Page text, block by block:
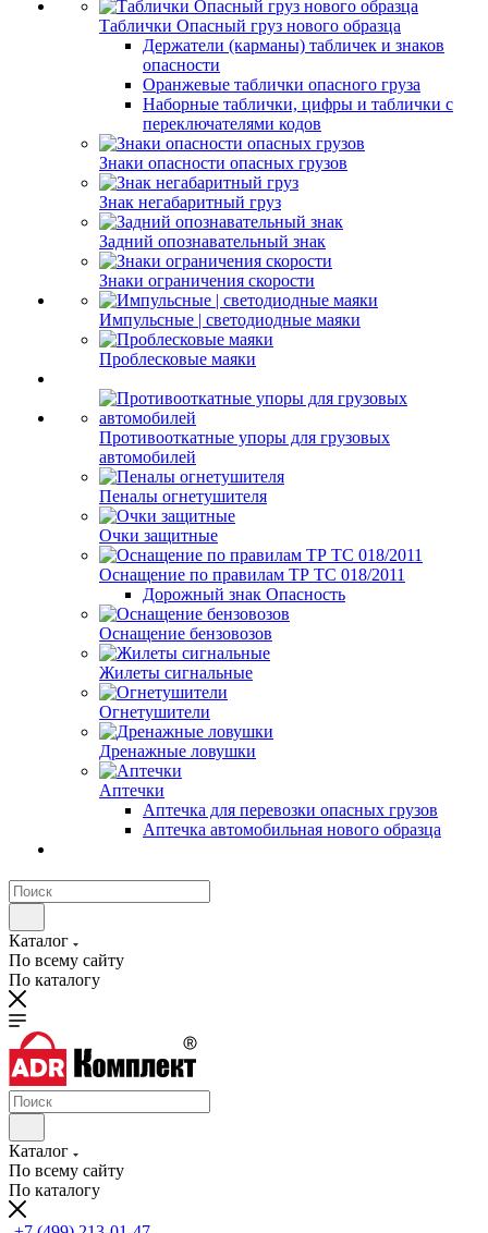
Таблички Опасный груз нового образца
Держатели (карманы) табличек и знаков
опасности
Оранжевые таблички опасного груза
Наборные таблички, цифры и таблички с
переключателями кодов
Знаки опасности опасных грузов
Знак негабаритный груз
Задний опознавательный знак
Знаки ограничения скорости
Импульсные | светодиодные маяки
Проблесковые маяки
Противооткатные упоры для грузовых
автомобилей
Пеналы огнетушителя
Очки защитные
Оснащение по правилам ТР ТС 018/2011
Дорожный знак Опасность
Оснащение бензовозов
Жилеты сигнальные
Огнетушители
Дренажные ловушки
Аптечки
Аптечка для перевозки опасных грузов
Аптечка автомобильная нового образца
Каталог
По всему сайту
По каталогу
Каталог
По всему сайту
По каталогу